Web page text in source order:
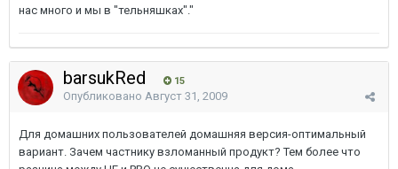
нас много и мы в "тельняшках"."
barsukRed 15
Опубликовано Август 31, 2009
Для домашних пользователей домашняя версия-оптимальный
вариант. Зачем частнику взломанный продукт? Тем более что